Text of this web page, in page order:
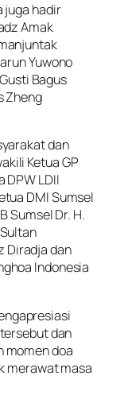
juga hadir
Amak
Yuwono
Bagus
Zheng
dan
Ketua GP
DPW LDII
DMI Sumsel
Sumsel Dr. H.
Diradja dan
Indonesia
dan
momen doa
merawat masa